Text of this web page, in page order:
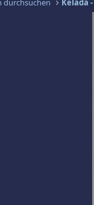
durchsuchen Kelada -